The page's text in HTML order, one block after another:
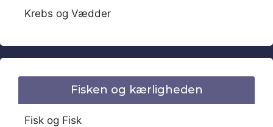
Krebs og Vædder
Fisken og kærligheden
Fisk og Fisk